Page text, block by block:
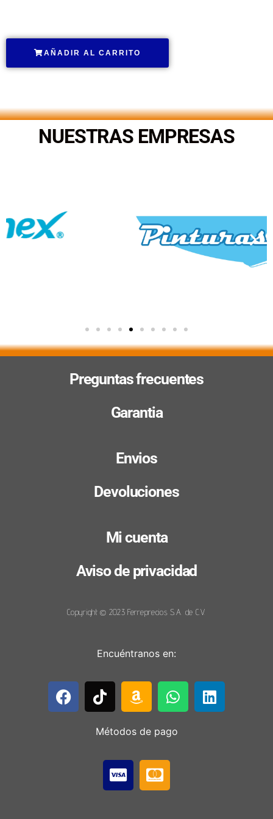
AÑADIR AL CARRITO
NUESTRAS EMPRESAS
Preguntas frecuentes
Garantia
Envios
Devoluciones
Mi cuenta
Aviso de privacidad
Copyright © 2023 Ferreprecios S.A. de C.V.
Encuéntranos en:
Métodos de pago